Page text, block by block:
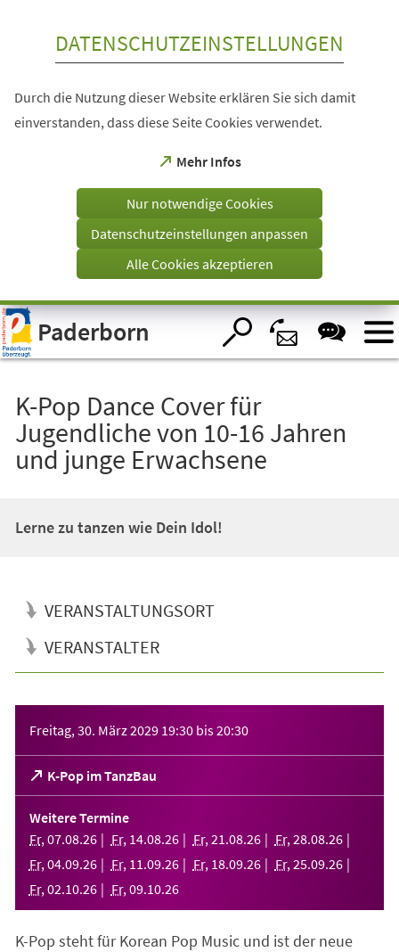
Visuelle
Assistenzsoftware
öffnen.
DATENSCHUTZEINSTELLUNGEN
Durch die Nutzung dieser Website erklären Sie sich damit
einverstanden, dass diese Seite Cookies verwendet.
Mehr Infos
(Öffnet
einem
Tab)
Nur notwendige Cookies
Datenschutzeinstellungen anpassen
Alle Cookies akzeptieren
Paderborn
K-Pop Dance Cover für
Jugendliche von 10-16 Jahren
und junge Erwachsene
Lerne zu tanzen wie Dein Idol!
VERANSTALTUNGSORT
VERANSTALTER
Freitag, 30. März 2029 19:30 bis20:30
K-Pop im TanzBau
(Öffnet
in
einem
neuen
Tab)
Weitere Termine
Fr, 07.08.26 Fr, 14.08.26 Fr, 21 .08.26 Fr, 28.08.26
Fr, 04.09.26 Fr, 11 .09.26 Fr, 18.09.26 Fr, 25.09.26
Fr, 02.10.26 Fr, 09.10.26
K-Pop steht für Korean Pop Music und ist der neue